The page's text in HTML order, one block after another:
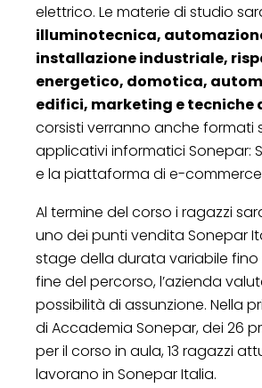
elettrico. Le materie di studio
illuminotecnica,
installazione industriale,
energetico, domotica,
edifici, marketing e tecniche
corsisti verranno anche formati
applicativi informatici Sonepar:
e la piattaforma di e-
Al termine del corso i ragazzi
uno dei punti vendita Sonepar
stage della durata variabile fino
fine del percorso, l’azienda
possibilità di assunzione. Nella
di Accademia Sonepar, dei 26
per il corso in aula, 13 ragazzi
lavorano in Sonepar Italia.